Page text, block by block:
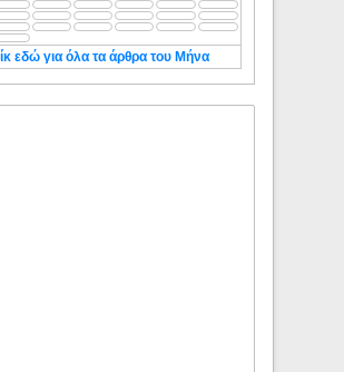
εδώ για όλα τα άρθρα του Μήνα